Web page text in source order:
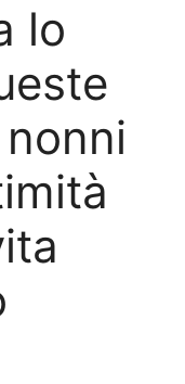
lo